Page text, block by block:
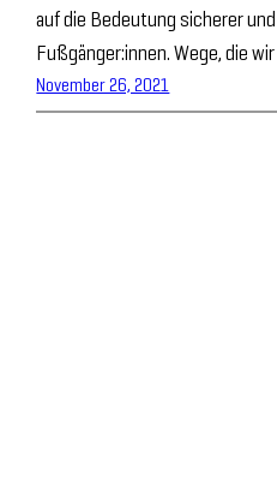
auf die Bedeutung sicherer
Fußgänger:innen. Wege, die
November 26, 2021